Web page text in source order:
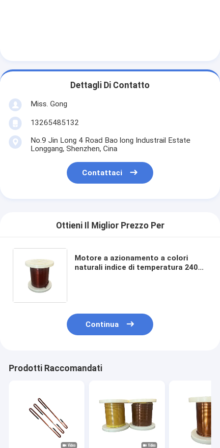
Dettagli Di Contatto
Miss. Gong
13265485132
No.9 Jin Long 4 Road Bao long Industrail Estate
Longgang, Shenzhen, Cina
Contattaci
Ottieni Il Miglior Prezzo Per
Motore a azionamento a colori
naturali indice di temperatura 240C
Continua
Prodotti Raccomandati